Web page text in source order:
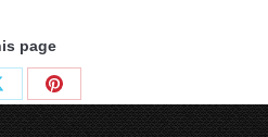
page
Share
on